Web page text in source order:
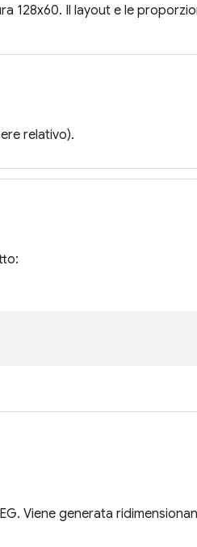
128x60. Il layout e le
relativo).
Viene generata